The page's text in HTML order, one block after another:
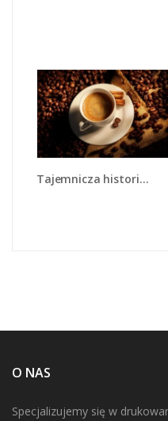
Tajemnicza historia z odrobiną kawy - JN475
O NAS
Specjalizujemy się w